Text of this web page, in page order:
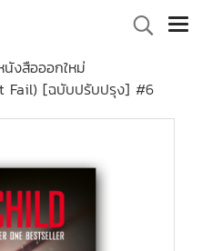
นังสือออกใหม่
Fail) [ฉบับปรับปรุง] #6